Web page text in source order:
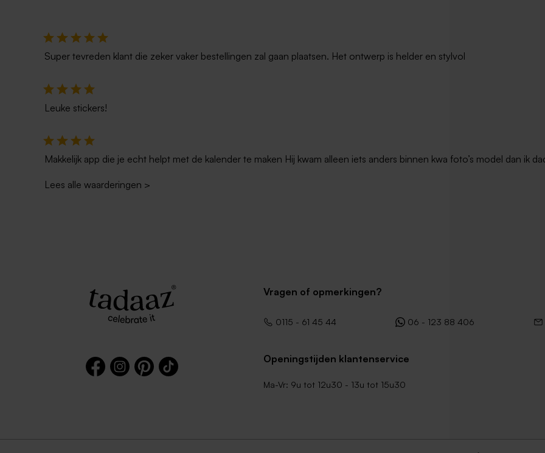
Super tevreden klant die zeker vaker bestellingen zal gaan plaatsen. Het ontwerp is helder en stylvol
Leuke stickers!
Makkelijk app die je echt helpt met de kalender te maken Hij kwam alleen iets anders binnen kwa foto’s model dan ik
Lees alle waarderingen >
Vragen of opmerkingen?
0115 - 61 45 44 06 - 123 88 406
Openingstijden klantenservice
Ma-Vr: 9u tot 12u30 - 13u tot 15u30